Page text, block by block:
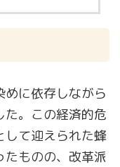
に依存しながら
た。この経済的危
して迎えられた蜂
ものの、改革派